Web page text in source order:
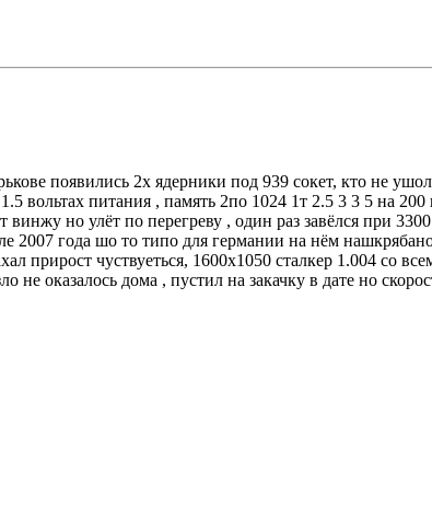
появились 2х ядерники под 939 сокет, кто не
вольтах питания , память 2по 1024 1т 2.5 3 3 5 на
винжу но улёт по перегреву , один раз завёлся при
2007 года шо то типо для германии на нём
прирост чуствуеться, 1600х1050 сталкер 1.004 со
не оказалось дома , пустил на закачку в дате но